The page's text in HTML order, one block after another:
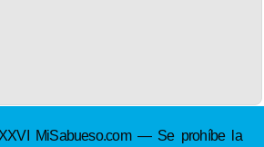
MiSabueso.com — Se prohíbe la